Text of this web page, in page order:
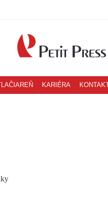
TLAČIAREŇ KARIÉRA KONTAKT